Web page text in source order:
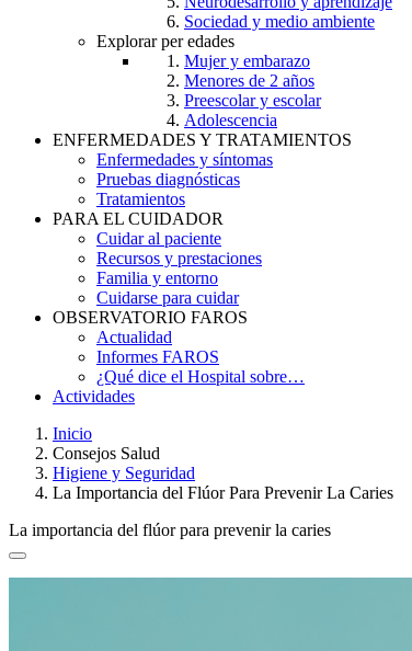
Sociedad y medio ambiente
Explorar per edades
Mujer y embarazo
Menores de 2 años
Preescolar y escolar
Adolescencia
ENFERMEDADES Y TRATAMIENTOS
Enfermedades y síntomas
Pruebas diagnósticas
Tratamientos
PARA EL CUIDADOR
Cuidar al paciente
Recursos y prestaciones
Familia y entorno
Cuidarse para cuidar
OBSERVATORIO FAROS
Actualidad
Informes FAROS
¿Qué dice el Hospital sobre…
Actividades
Breadcrumb
Inicio
Consejos Salud
Higiene y Seguridad
La Importancia del Flúor Para Prevenir La Caries
La importancia del flúor para prevenir la caries